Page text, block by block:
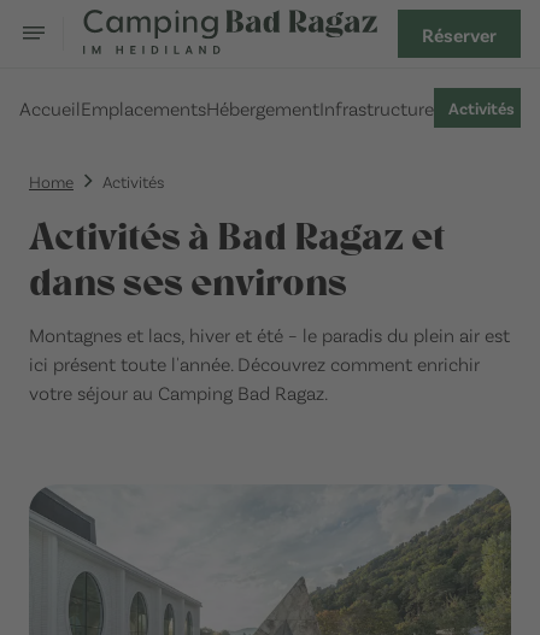
Réserver
AccueilEmplacementsHébergementInfrastructure Activités
Home Activités
Activités à Bad Ragaz et
dans ses environs
Montagnes et lacs, hiver et été – le paradis du plein air est
ici présent toute l'année. Découvrez comment enrichir
votre séjour au Camping Bad Ragaz.